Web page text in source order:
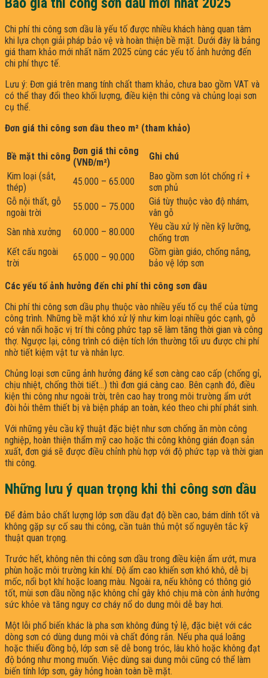
Chi phí thi công sơn dầu là yếu tố được nhiều khách hàng quan tâm
khi lựa chọn giải pháp bảo vệ và hoàn thiện bề mặt. Dưới đây là bảng
giá tham khảo mới nhất năm 2025 cùng các yếu tố ảnh hưởng đến
chi phí thực tế.
Lưu ý: Đơn giá trên mang tính chất tham khảo, chưa bao gồm VAT và
có thể thay đổi theo khối lượng, điều kiện thi công và chủng loại sơn
cụ thể.
Đơn giá thi công sơn dầu theo m² (tham khảo)
Bề mặt thi công Đơn giá thi công
(VNĐ/m²)
Ghi chú
Kim loại (sắt,
thép)
45.000 – 65.000
Bao gồm sơn lót chống rỉ +
sơn phủ
Gỗ nội thất, gỗ
ngoài trời
55.000 – 75.000
Giá tùy thuộc vào độ nhám,
vân gỗ
Sàn nhà xưởng
60.000 – 80.000
Yêu cầu xử lý nền kỹ lưỡng,
chống trơn
Kết cấu ngoài
trời
65.000 – 90.000
Gồm giàn giáo, chống nắng,
bảo vệ lớp sơn
Các yếu tố ảnh hưởng đến chi phí thi công sơn dầu
Chi phí thi công sơn dầu phụ thuộc vào nhiều yếu tố cụ thể của từng
công trình. Những bề mặt khó xử lý như kim loại nhiều góc cạnh, gỗ
có vân nổi hoặc vị trí thi công phức tạp sẽ làm tăng thời gian và công
thợ. Ngược lại, công trình có diện tích lớn thường tối ưu được chi phí
nhờ tiết kiệm vật tư và nhân lực.
Chủng loại sơn cũng ảnh hưởng đáng kể sơn càng cao cấp (chống gỉ,
chịu nhiệt, chống thời tiết…) thì đơn giá càng cao. Bên cạnh đó, điều
kiện thi công như ngoài trời, trên cao hay trong môi trường ẩm ướt
đòi hỏi thêm thiết bị và biện pháp an toàn, kéo theo chi phí phát sinh.
Với những yêu cầu kỹ thuật đặc biệt như sơn chống ăn mòn công
nghiệp, hoàn thiện thẩm mỹ cao hoặc thi công không gián đoạn sản
xuất, đơn giá sẽ được điều chỉnh phù hợp với độ phức tạp và thời gian
thi công.
Những lưu ý quan trọng khi thi công sơn dầu
Để đảm bảo chất lượng lớp sơn dầu đạt độ bền cao, bám dính tốt và
không gặp sự cố sau thi công, cần tuân thủ một số nguyên tắc kỹ
thuật quan trọng.
Trước hết, không nên thi công sơn dầu trong điều kiện ẩm ướt, mưa
phùn hoặc môi trường kín khí. Độ ẩm cao khiến sơn khó khô, dễ bị
mốc, nổi bọt khí hoặc loang màu. Ngoài ra, nếu không có thông gió
tốt, mùi sơn dầu nồng nặc không chỉ gây khó chịu mà còn ảnh hưởng
sức khỏe và tăng nguy cơ cháy nổ do dung môi dễ bay hơi.
Một lỗi phổ biến khác là pha sơn không đúng tỷ lệ, đặc biệt với các
dòng sơn có dùng dung môi và chất đóng rắn. Nếu pha quá loãng
hoặc thiếu đồng bộ, lớp sơn sẽ dễ bong tróc, lâu khô hoặc không đạt
độ bóng như mong muốn. Việc dùng sai dung môi cũng có thể làm
biến tính lớp sơn, gây hỏng hoàn toàn bề mặt.